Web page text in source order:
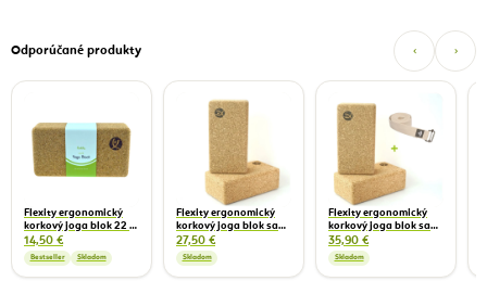
Odporúčané produkty ‹ ›
Flexity ergonomický
korkový joga blok 22 x
11,5 x 7,5 cm
14,50 €
Bestseller Skladom
Flexity ergonomický
korkový joga blok sada
2 kusy - 22 x 11,5 x 7,5
cm
27,50 €
Skladom
Flexity ergonomický
korkový joga blok sada
2 kusy s popruhom
Bodhi Asana - 22 x 11,5
x 7,5 cm
35,90 €
Skladom